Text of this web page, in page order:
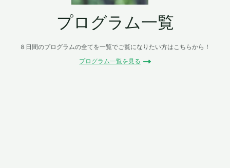
プログラム一覧
８日間のプログラムの全てを一覧でご覧になりたい方はこちらから！
プログラム一覧を見る